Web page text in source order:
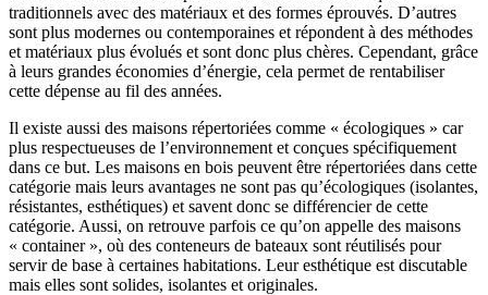
traditionnels avec des matériaux et des formes éprouvés. D’autres
sont plus modernes ou contemporaines et répondent à des méthodes
et matériaux plus évolués et sont donc plus chères. Cependant, grâce
à leurs grandes économies d’énergie, cela permet de rentabiliser
cette dépense au fil des années.
Il existe aussi des maisons répertoriées comme « écologiques » car
plus respectueuses de l’environnement et conçues spécifiquement
dans ce but. Les maisons en bois peuvent être répertoriées dans cette
catégorie mais leurs avantages ne sont pas qu’écologiques (isolantes,
résistantes, esthétiques) et savent donc se différencier de cette
catégorie. Aussi, on retrouve parfois ce qu’on appelle des maisons
« container », où des conteneurs de bateaux sont réutilisés pour
servir de base à certaines habitations. Leur esthétique est discutable
mais elles sont solides, isolantes et originales.